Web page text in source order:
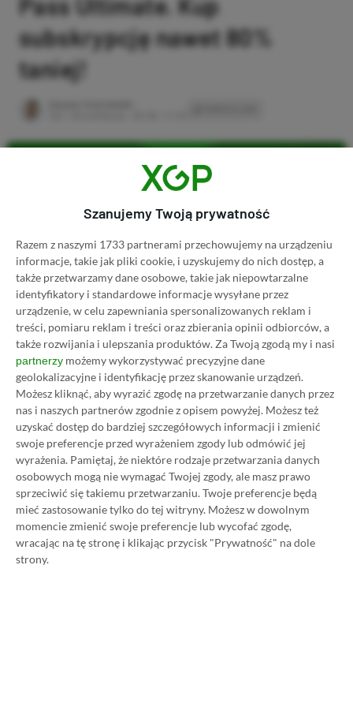
Szanujemy Twoją prywatność
Razem z naszymi 1733 partnerami przechowujemy na urządzeniu
informacje, takie jak pliki cookie, i uzyskujemy do nich dostęp, a
także przetwarzamy dane osobowe, takie jak niepowtarzalne
identyfikatory i standardowe informacje wysyłane przez
urządzenie, w celu zapewniania spersonalizowanych reklam i
treści, pomiaru reklam i treści oraz zbierania opinii odbiorców, a
także rozwijania i ulepszania produktów. Za Twoją zgodą my i nasi
partnerzy możemy wykorzystywać precyzyjne dane
geolokalizacyjne i identyfikację przez skanowanie urządzeń.
Możesz kliknąć, aby wyrazić zgodę na przetwarzanie danych przez
nas i naszych partnerów zgodnie z opisem powyżej. Możesz też
uzyskać dostęp do bardziej szczegółowych informacji i zmienić
swoje preferencje przed wyrażeniem zgody lub odmówić jej
wyrażenia. Pamiętaj, że niektóre rodzaje przetwarzania danych
osobowych mogą nie wymagać Twojej zgody, ale masz prawo
sprzeciwić się takiemu przetwarzaniu. Twoje preferencje będą
mieć zastosowanie tylko do tej witryny. Możesz w dowolnym
momencie zmienić swoje preferencje lub wycofać zgodę,
wracając na tę stronę i klikając przycisk "Prywatność" na dole
strony.
subskrypcję nawet 80%
taniej!
Koszt 1 miesiąca subskrypcji Xbox Game Pass
Ultimate w oficjalnym sklepie Microsoftu to
obecnie aż 115 zł – nie ma co ukrywać, że to bardzo
dużo. Jednak wcale nie musisz tyle płacić!
W tym poradniku, który właśnie czytasz,
pokażemy Ci, jak kupować ten abonament nawet
80% taniej– za ok. 24-25 zł / msc zamiast 115 zł /
msc. Przedstawione w nim sposoby są w 100%
legalne i bezpieczne – pierwszą wersję tego